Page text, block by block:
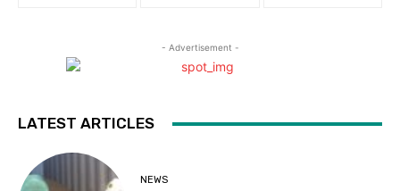
- Advertisement -
LATEST ARTICLES
NEWS